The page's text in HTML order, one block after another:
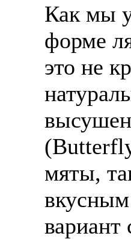
Как мы
форме
это не
мяты,